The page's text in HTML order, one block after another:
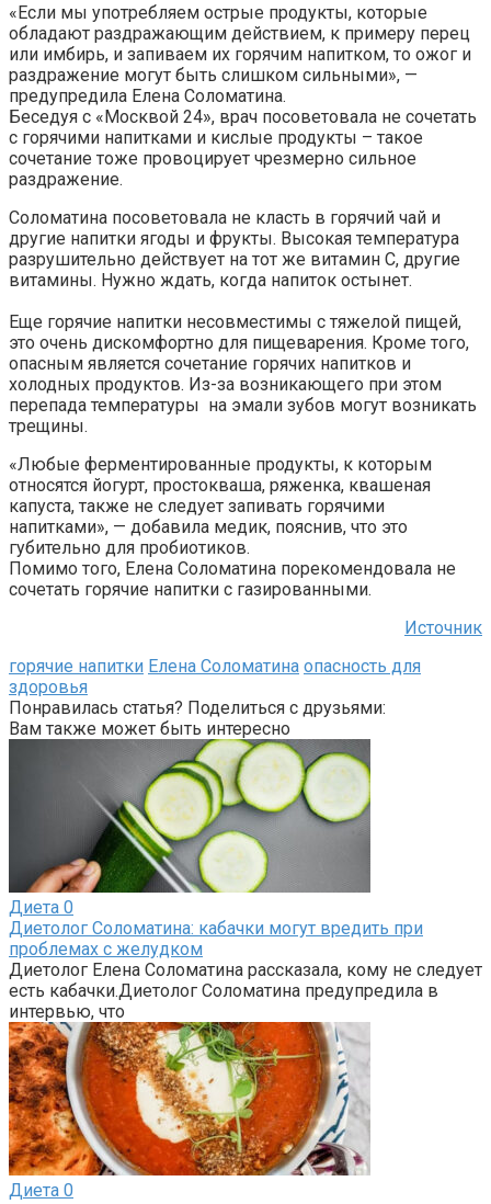
«Если мы употребляем острые продукты, которые
обладают раздражающим действием, к примеру перец
или имбирь, и запиваем их горячим напитком, то ожог и
раздражение могут быть слишком сильными», —
предупредила Елена Соломатина.
Беседуя с «Москвой 24», врач посоветовала не сочетать
с горячими напитками и кислые продукты – такое
сочетание тоже провоцирует чрезмерно сильное
раздражение.
Соломатина посоветовала не класть в горячий чай и
другие напитки ягоды и фрукты. Высокая температура
разрушительно действует на тот же витамин С, другие
витамины. Нужно ждать, когда напиток остынет.
Еще горячие напитки несовместимы с тяжелой пищей,
это очень дискомфортно для пищеварения. Кроме того,
опасным является сочетание горячих напитков и
холодных продуктов. Из-за возникающего при этом
перепада температуры на эмали зубов могут возникать
трещины.
«Любые ферментированные продукты, к которым
относятся йогурт, простокваша, ряженка, квашеная
капуста, также не следует запивать горячими
напитками», — добавила медик, пояснив, что это
губительно для пробиотиков.
Помимо того, Елена Соломатина порекомендовала не
сочетать горячие напитки с газированными.
Источник
горячие напитки Елена Соломатина опасность для
здоровья
Понравилась статья? Поделиться с друзьями:
Вам также может быть интересно
Диета 0
Диетолог Соломатина: кабачки могут вредить при
проблемах с желудком
Диетолог Елена Соломатина рассказала, кому не следует
есть кабачки.Диетолог Соломатина предупредила в
интервью, что
Диета 0